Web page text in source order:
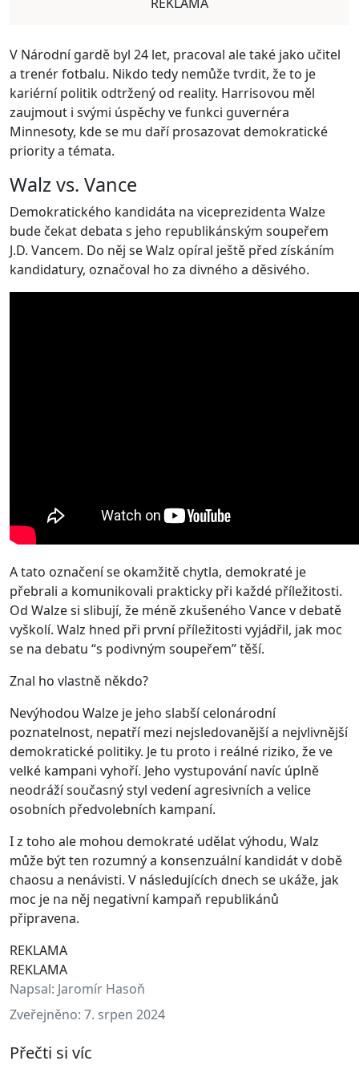
V Národní gardě byl 24 let, pracoval ale také jako učitel
a trenér fotbalu. Nikdo tedy nemůže tvrdit, že to je
kariérní politik odtržený od reality. Harrisovou měl
zaujmout i svými úspěchy ve funkci guvernéra
Minnesoty, kde se mu daří prosazovat demokratické
priority a témata.
Walz vs. Vance
Demokratického kandidáta na viceprezidenta Walze
bude čekat debata s jeho republikánským soupeřem
J.D. Vancem. Do něj se Walz opíral ještě před získáním
kandidatury, označoval ho za divného a děsivého.
A tato označení se okamžitě chytla, demokraté je
přebrali a komunikovali prakticky při každé příležitosti.
Od Walze si slibují, že méně zkušeného Vance v debatě
vyškolí. Walz hned při první příležitosti vyjádřil, jak moc
se na debatu “s podivným soupeřem” těší.
Znal ho vlastně někdo?
Nevýhodou Walze je jeho slabší celonárodní
poznatelnost, nepatří mezi nejsledovanější a nejvlivnější
demokratické politiky. Je tu proto i reálné riziko, že ve
velké kampani vyhoří. Jeho vystupování navíc úplně
neodráží současný styl vedení agresivních a velice
osobních předvolebních kampaní.
I z toho ale mohou demokraté udělat výhodu, Walz
může být ten rozumný a konsenzuální kandidát v době
chaosu a nenávisti. V následujících dnech se ukáže, jak
moc je na něj negativní kampaň republikánů
připravena.
REKLAMA
REKLAMA
Napsal: Jaromír Hasoň
Zveřejněno: 7. srpen 2024
Přečti si víc